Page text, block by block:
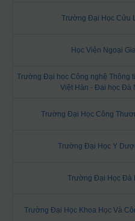
Trường Đại Học Cửu
Học Viện Ngoại
Trường Đại học Công nghệ Thông
Việt Hàn - Đại học Đà
Trường Đại Học Công
Trường Đại Học Y
Trường Đại Học Đà
Trường Đại Học Khoa Học Và